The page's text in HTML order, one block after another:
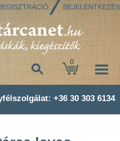
BEJELENTKEZÉS
0
+36 30 303 6134